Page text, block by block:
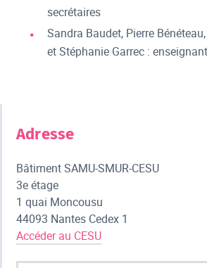
secrétaires
Sandra Baudet, Pierre
et Stéphanie Garrec :
Adresse
Bâtiment SAMU-SMUR-CESU
3e étage
1 quai Moncousu
44093 Nantes Cedex 1
Accéder au CESU